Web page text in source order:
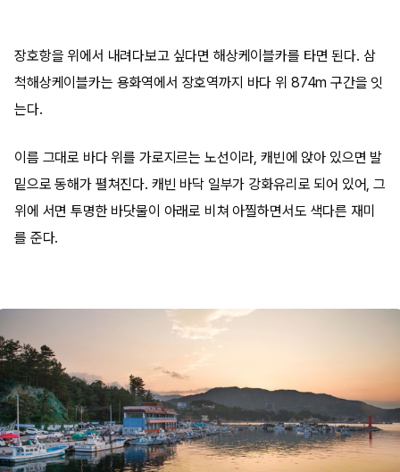
장호항을 위에서 내려다보고 싶다면 해상케이블카를 타면 된다. 삼
척해상케이블카는 용화역에서 장호역까지 바다 위 874m 구간을 잇
는다.
이름 그대로 바다 위를 가로지르는 노선이라, 캐빈에 앉아 있으면 발
밑으로 동해가 펼쳐진다. 캐빈 바닥 일부가 강화유리로 되어 있어, 그
위에 서면 투명한 바닷물이 아래로 비쳐 아찔하면서도 색다른 재미
를 준다.